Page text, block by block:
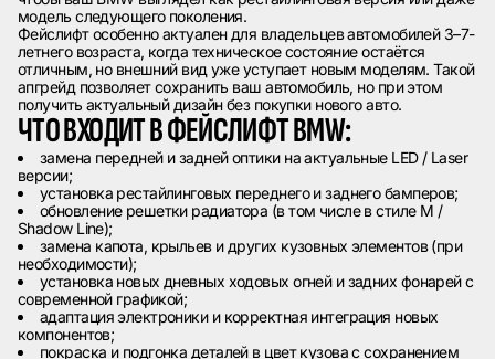
модель следующего поколения.
Фейслифт особенно актуален для владельцев автомобилей 3–7-
летнего возраста, когда техническое состояние остаётся
отличным, но внешний вид уже уступает новым моделям. Такой
апгрейд позволяет сохранить ваш автомобиль, но при этом
получить актуальный дизайн без покупки нового авто.
ЧТО ВХОДИТ В ФЕЙСЛИФТ BMW:
замена передней и задней оптики на актуальные LED / Laser
версии;
установка рестайлинговых переднего и заднего бамперов;
обновление решетки радиатора (в том числе в стиле M /
Shadow Line);
замена капота, крыльев и других кузовных элементов (при
необходимости);
установка новых дневных ходовых огней и задних фонарей с
современной графикой;
адаптация электроники и корректная интеграция новых
компонентов;
покраска и подгонка деталей в цвет кузова с сохранением